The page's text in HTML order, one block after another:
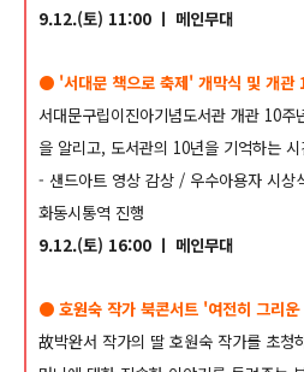
9.12.(토) 11:00 ㅣ 메인무대
● '서대문 책으로 축제' 개막식 및 개관
서대문구립이진아기념도서관 개관 10
을 알리고, 도서관의 10년을 기억하는
- 샌드아트 영상 감상 / 우수아용자 시상
화동시통역 진행
9.12.(토) 16:00 ㅣ 메인무대
● 호원숙 작가 북콘서트 '여전히 그리
故박완서 작가의 딸 호원숙 작가를 초청